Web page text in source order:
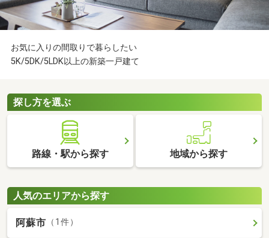
お気に入りの間取りで暮らしたい
5K/5DK/5LDK以上の新築一戸建て
探し方を選ぶ
路線・駅から探す 地域から探す
人気のエリアから探す
阿蘇市 （1件）